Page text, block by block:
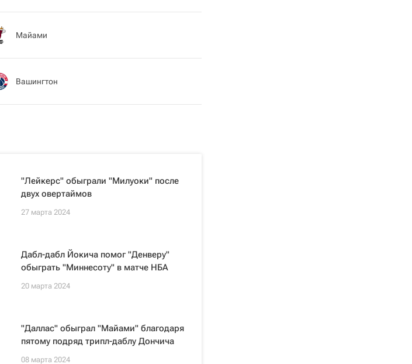
Майами
Вашингтон
"Лейкерс" обыграли "Милуоки" после
двух овертаймов
27 марта 2024
Дабл-дабл Йокича помог "Денверу"
обыграть "Миннесоту" в матче НБА
20 марта 2024
"Даллас" обыграл "Майами" благодаря
пятому подряд трипл-даблу Дончича
08 марта 2024